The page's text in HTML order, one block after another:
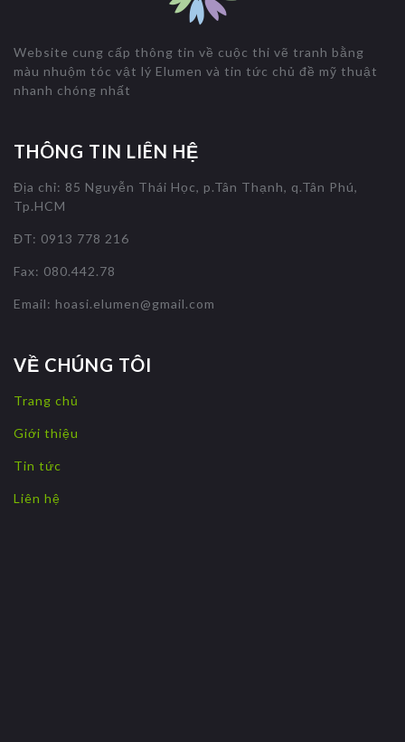
Website cung cấp thông tin về cuộc thi vẽ tranh bằng
màu nhuộm tóc vật lý Elumen và tin tức chủ đề mỹ thuật
nhanh chóng nhất
THÔNG TIN LIÊN HỆ
Địa chỉ: 85 Nguyễn Thái Học, p.Tân Thạnh, q.Tân Phú,
Tp.HCM
ĐT: 0913 778 216
Fax: 080.442.78
Email: hoasi.elumen@gmail.com
VỀ CHÚNG TÔI
Trang chủ
Giới thiệu
Tin tức
Liên hệ